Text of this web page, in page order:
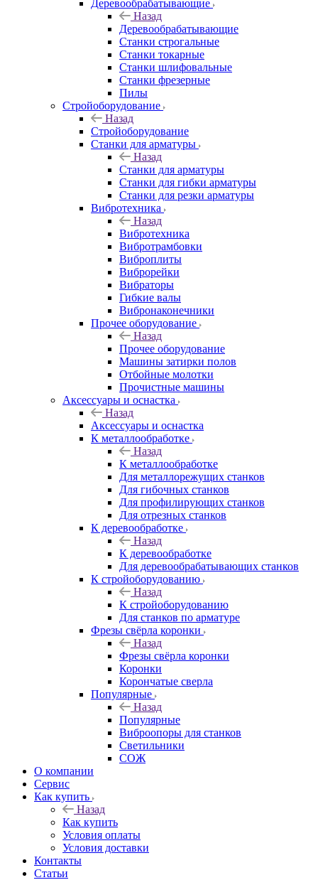
Деревообрабатывающие
Назад
Деревообрабатывающие
Станки строгальные
Станки токарные
Станки шлифовальные
Станки фрезерные
Пилы
Стройоборудование
Назад
Стройоборудование
Станки для арматуры
Назад
Станки для арматуры
Станки для гибки арматуры
Станки для резки арматуры
Вибротехника
Назад
Вибротехника
Вибротрамбовки
Виброплиты
Виброрейки
Вибраторы
Гибкие валы
Вибронаконечники
Прочее оборудование
Назад
Прочее оборудование
Машины затирки полов
Отбойные молотки
Прочистные машины
Аксeccyapы и оснастка
Назад
Аксeccyapы и оснастка
К металлообработке
Назад
К металлообработке
Для металлорежущих станков
Для гибочных станков
Для профилирующих станков
Для отрезных станков
К деревообработке
Назад
К деревообработке
Для деревообрабатывающих станков
К стройоборудованию
Назад
К стройоборудованию
Для станков по арматуре
Фрезы свёрла коронки
Назад
Фрезы свёрла коронки
Коронки
Корончатые сверла
Популярные
Назад
Популярные
Виброопоры для станков
Светильники
СОЖ
О компании
Сервис
Как купить
Назад
Как купить
Условия оплаты
Условия доставки
Контакты
Статьи